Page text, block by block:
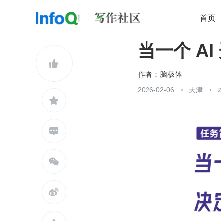
首页
开源 架构
前端 团队管理





当一个 AI
作者： 脑极体
2026-02-06 天津